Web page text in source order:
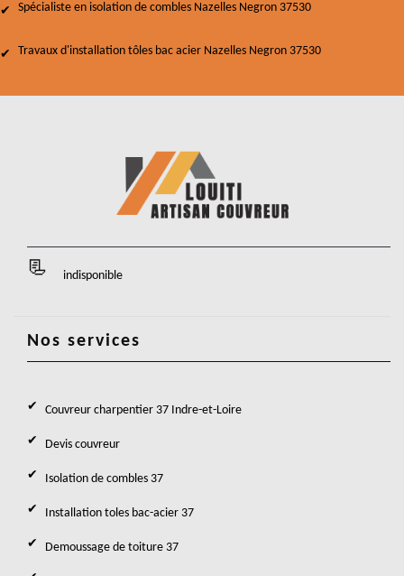
Spécialiste en isolation de combles Nazelles Negron 37530
Travaux d'installation tôles bac acier Nazelles Negron 37530
indisponible
Nos services
Couvreur charpentier 37 Indre-et-Loire
Devis couvreur
Isolation de combles 37
Installation toles bac-acier 37
Demoussage de toiture 37